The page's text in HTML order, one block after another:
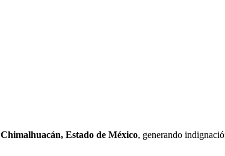
Chimalhuacán, Estado de México, generando